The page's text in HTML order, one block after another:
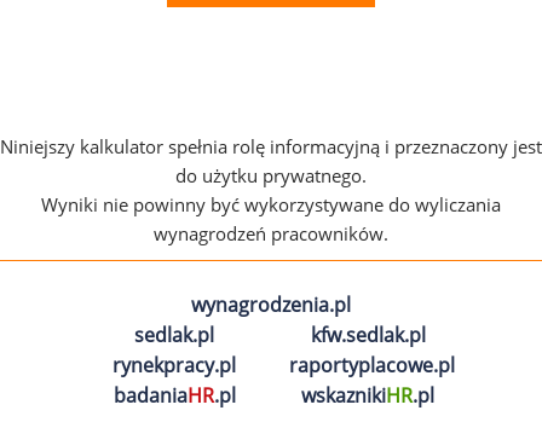
Niniejszy kalkulator spełnia rolę informacyjną i przeznaczony jest
do użytku prywatnego.
Wyniki nie powinny być wykorzystywane do wyliczania
wynagrodzeń pracowników.
wynagrodzenia.pl
sedlak.pl
kfw.sedlak.pl
rynekpracy.pl
raportyplacowe.pl
badaniaHR.pl wskaznikiHR.pl